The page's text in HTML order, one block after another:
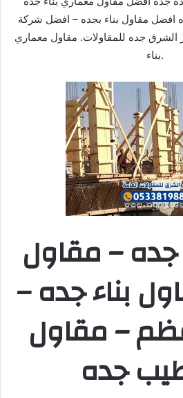
افضل مقاول بناء بجده – افضل شركة
جده للمقاولات. مقاول معماري
بناء.
– مقاول
بناء جده –
– مقاول
جده